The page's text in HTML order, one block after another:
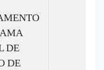
DE
DE